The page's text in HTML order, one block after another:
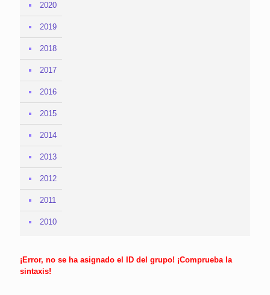
2020
2019
2018
2017
2016
2015
2014
2013
2012
2011
2010
¡Error, no se ha asignado el ID del grupo! ¡Comprueba la
sintaxis!